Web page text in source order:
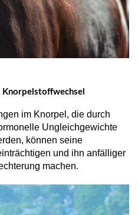
im Knorpel, die durch
Ungleichgewichte
können seine
und ihn anfälliger
machen.